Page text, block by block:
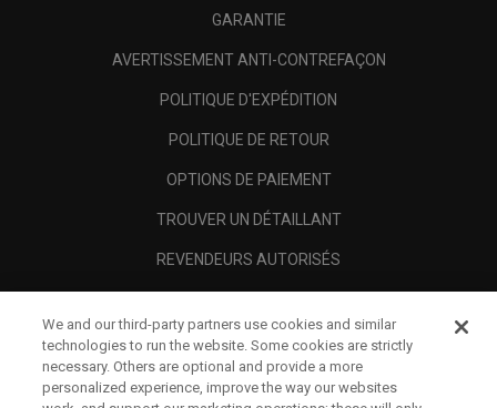
GARANTIE
AVERTISSEMENT ANTI-CONTREFAÇON
POLITIQUE D'EXPÉDITION
POLITIQUE DE RETOUR
OPTIONS DE PAIEMENT
TROUVER UN DÉTAILLANT
REVENDEURS AUTORISÉS
A PROPOS
MENTIONS LÉGALES
We and our third-party partners use cookies and similar
technologies to run the website. Some cookies are strictly
necessary. Others are optional and provide a more
personalized experience, improve the way our websites